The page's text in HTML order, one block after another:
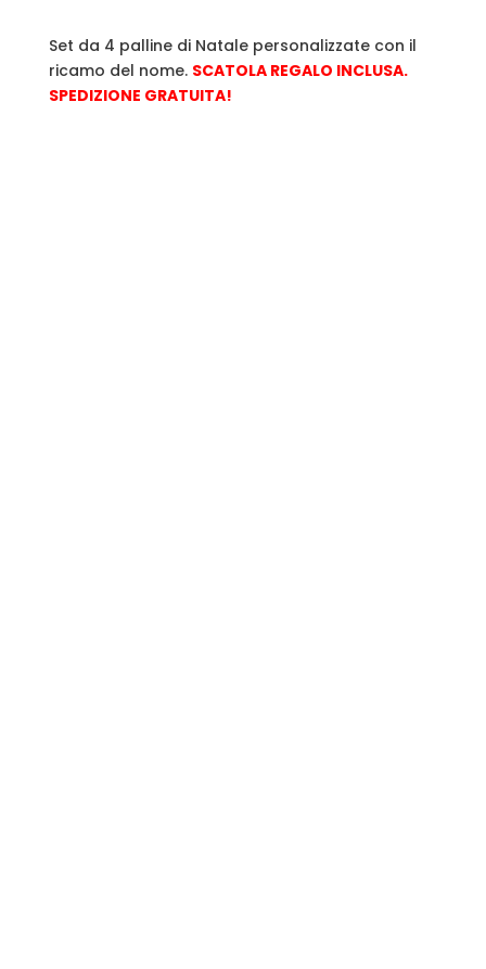
Set da 4 palline di Natale personalizzate con il
ricamo del nome. SCATOLA REGALO INCLUSA.
SPEDIZIONE GRATUITA!